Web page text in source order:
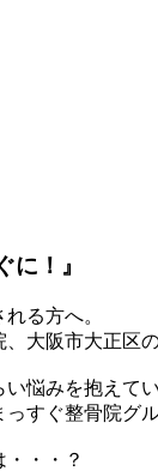
に！』
る方へ。
、大阪市大正区
悩みを抱えて
すぐ整骨院グ
・・？